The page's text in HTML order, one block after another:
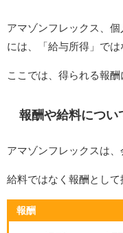
アマゾンフレックス、
には、「給与所得」では
ここでは、得られる報
報酬や給料につい
アマゾンフレックスは、
給料ではなく報酬として
報酬